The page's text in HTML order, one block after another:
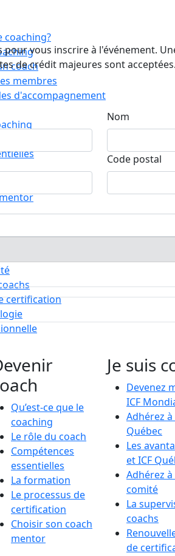
coaching?
coach
membres
d'accompagnement
ICF Québec
certification
vous inscrire à l'événement.
de crédit majeures sont
Nom
Code postal
Qu’est-ce que le
coaching
Le rôle du coach
Compétences
essentielles
La formation
Le processus de
certification
Choisir son coach
mentor
Je suis
Devenez
ICF
Adhérez à
Québec
Les
et ICF
Adhérez à
comité
La
coachs
de